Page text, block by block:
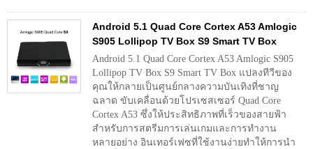
Android 5.1 Quad Core Cortex A53 Amlogic
S905 Lollipop TV Box S9 Smart TV Box
Android 5.1 Quad Core Cortex A53 Amlogic S905
Lollipop TV Box S9 Smart TV Box แปลงทีวีของ
คุณให้กลายเป็นศูนย์กลางความบันเทิงที่ชาญ
ฉลาด ขับเคลื่อนด้วยโปรเซสเซอร์ Quad Core
Cortex A53 ซึ่งให้ประสิทธิภาพที่เร็วของสายฟ้า
สำหรับการสตรีมการเล่นเกมและการทำงาน
หลายอย่าง อินเทอร์เฟซที่ใช้งานง่ายทำให้การนำ